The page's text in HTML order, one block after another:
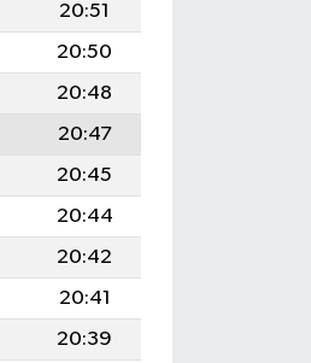
20:51
20:50
20:48
20:47
20:45
20:44
20:42
20:41
20:39